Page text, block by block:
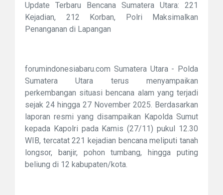
Update Terbaru Bencana Sumatera Utara: 221
Kejadian, 212 Korban, Polri Maksimalkan
Penanganan di Lapangan
forumindonesiabaru.com Sumatera Utara - Polda
Sumatera Utara terus menyampaikan
perkembangan situasi bencana alam yang terjadi
sejak 24 hingga 27 November 2025. Berdasarkan
laporan resmi yang disampaikan Kapolda Sumut
kepada Kapolri pada Kamis (27/11) pukul 12.30
WIB, tercatat 221 kejadian bencana meliputi tanah
longsor, banjir, pohon tumbang, hingga puting
beliung di 12 kabupaten/kota.